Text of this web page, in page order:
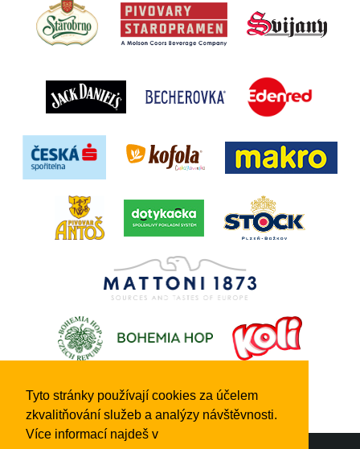
Tyto stránky používají cookies za účelem
zkvalitňování služeb a analýzy návštěvnosti.
Více informací najdeš v